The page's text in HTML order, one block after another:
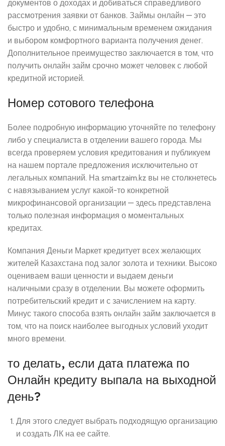
документов о доходах и добиваться справедливого
рассмотрения заявки от банков. Займы онлайн — это
быстро и удобно, с минимальным временем ожидания
и выбором комфортного варианта получения денег.
Дополнительное преимущество заключается в том, что
получить онлайн займ срочно может человек с любой
кредитной историей.
Номер сотового телефона
Более подробную информацию уточняйте по телефону
либо у специалиста в отделении вашего города. Мы
всегда проверяем условия кредитования и публикуем
на нашем портале предложения исключительно от
легальных компаний. На smartzaim.kz вы не столкнетесь
с навязыванием услуг какой-то конкретной
микрофинансовой организации — здесь представлена
только полезная информация о моментальных
кредитах.
Компания Деньги Маркет кредитует всех желающих
жителей Казахстана под залог золота и техники. Высоко
оцениваем ваши ценности и выдаем деньги
наличными сразу в отделении. Вы можете оформить
потребительский кредит и с зачислением на карту.
Минус такого способа взять онлайн займ заключается в
том, что на поиск наиболее выгодных условий уходит
много времени.
то делать, если дата платежа по
Онлайн кредиту выпала на выходной
день?
Для этого следует выбрать подходящую организацию
и создать ЛК на ее сайте.